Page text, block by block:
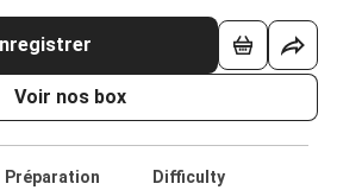
Voir nos box
Préparation
Difficulty